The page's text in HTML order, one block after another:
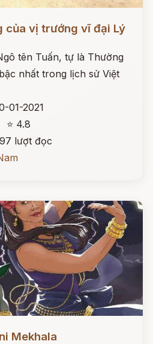
của vị trướng vĩ đại Lý
tên Tuấn, tự là Thường
nhất trong lịch sử Việt
01-2021
⭐ 4.8
lượt đọc
Mekhala